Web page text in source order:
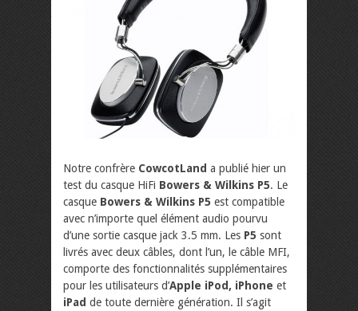
Notre confrère CowcotLand a publié hier un
test du casque HiFi Bowers & Wilkins P5. Le
casque Bowers & Wilkins P5 est compatible
avec n’importe quel élément audio pourvu
d’une sortie casque jack 3.5 mm. Les P5 sont
livrés avec deux câbles, dont l’un, le câble MFI,
comporte des fonctionnalités supplémentaires
pour les utilisateurs d’Apple iPod, iPhone et
iPad de toute dernière génération. Il s’agit